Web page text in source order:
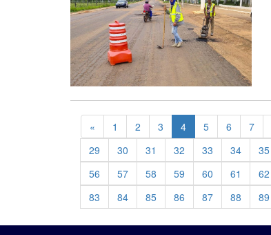
« Previous
1 2 3 4 5 6 7
29
30 31 32 33 34 35
56
57 58 59 60 61 62
83
84 85 86 87 88 89